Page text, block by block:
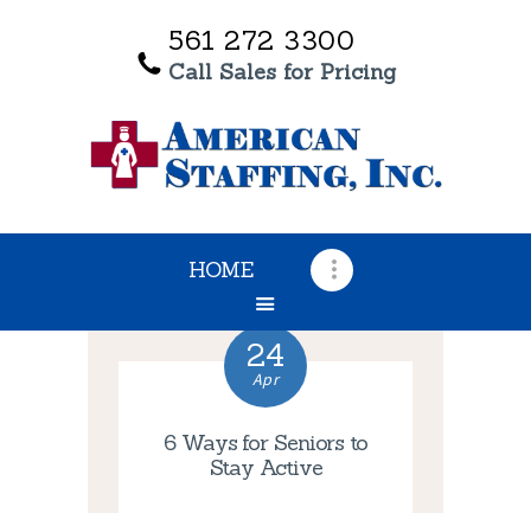
561 272 3300
Call Sales for Pricing
HOME
HOME
OUR SERVICES
TESTIMONIALS
CONTACT US
24
Apr
6 Ways for Seniors to
Stay Active